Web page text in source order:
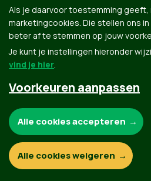
Groen.be
© Copyright Groen 2026 | Gemaakt met
Contact
Als je daarvoor toestemming geeft,
marketingcookies. Die stellen ons
beter af te stemmen op jouw
Je kunt je instellingen hieronder
vind je hier.
Voorkeuren aanpassen
Functionele en analytische cookies:
Alle cookies accepteren
Alle cookies weigeren